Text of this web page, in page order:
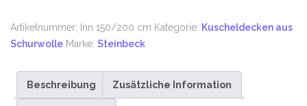
Artikelnummer: Inn 150/200 cm Kategorie: Kuscheldecken aus
Schurwolle Marke: Steinbeck
Beschreibung Zusätzliche Information